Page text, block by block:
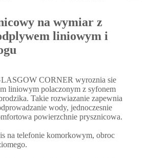
na wymiar z
liniowym i
CORNER wyroznia sie
liniowym polaczonym z syfonem
Takie rozwiazanie zapewnia
wody, jednoczesnie
powierzchnie prysznicowa.
na telefonie komorkowym, obroc